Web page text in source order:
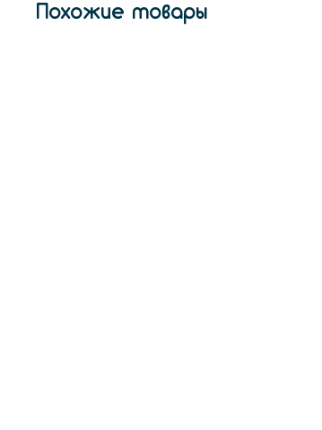
Похожие товары